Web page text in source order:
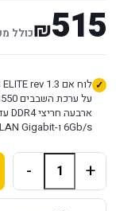
515
₪כולל
6Gb/s ו-LAN Gigabit.
+
-